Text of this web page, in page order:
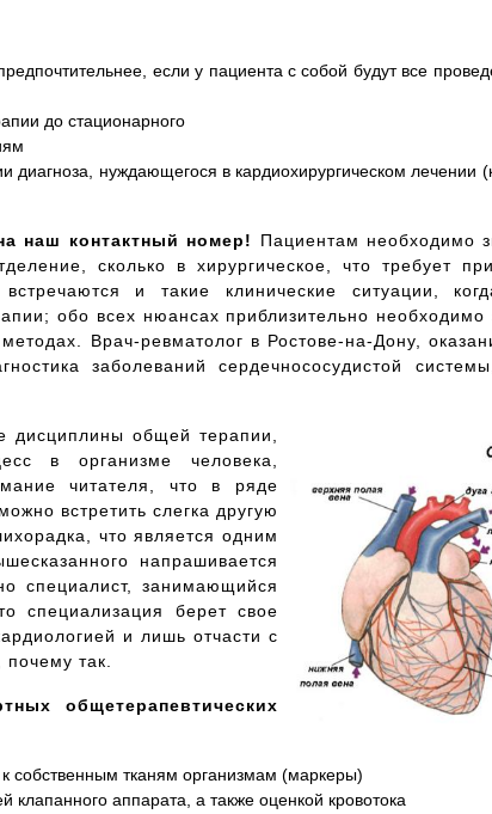
если у пациента с собой будут все
до стационарного
диагноза, нуждающегося в кардиохирургическом лечении
наш контактный номер!
Пациентам необходимо
сколько в хирургическое, что требует
и такие клинические ситуации,
обо всех нюансах приблизительно
Врач-ревматолог в Ростове-на-Дону,
заболеваний сердечнососудистой
дисциплины общей терапии,
в организме человека,
читателя, что в ряде
встретить слегка другую
что является одним
напрашивается
специалист, занимающийся
специализация берет свое
и лишь отчасти с
так.
общетерапевтических
собственным тканям организмам (маркеры)
аппарата, а также оценкой кровотока